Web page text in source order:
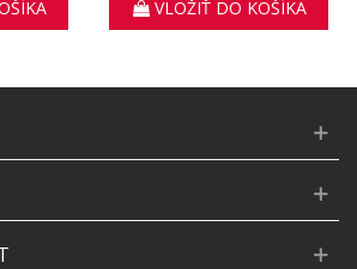
VLOŽIŤ DO KOŠÍKA